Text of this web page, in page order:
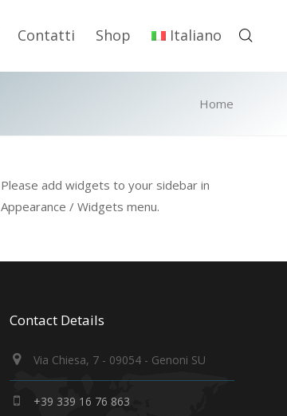
Contatti Shop Italiano
Home
Please add widgets to your sidebar in
Appearance / Widgets menu.
Contact Details
Via Chiesa, 7 - 09054 - Genoni SU
+39 339 16 76 863